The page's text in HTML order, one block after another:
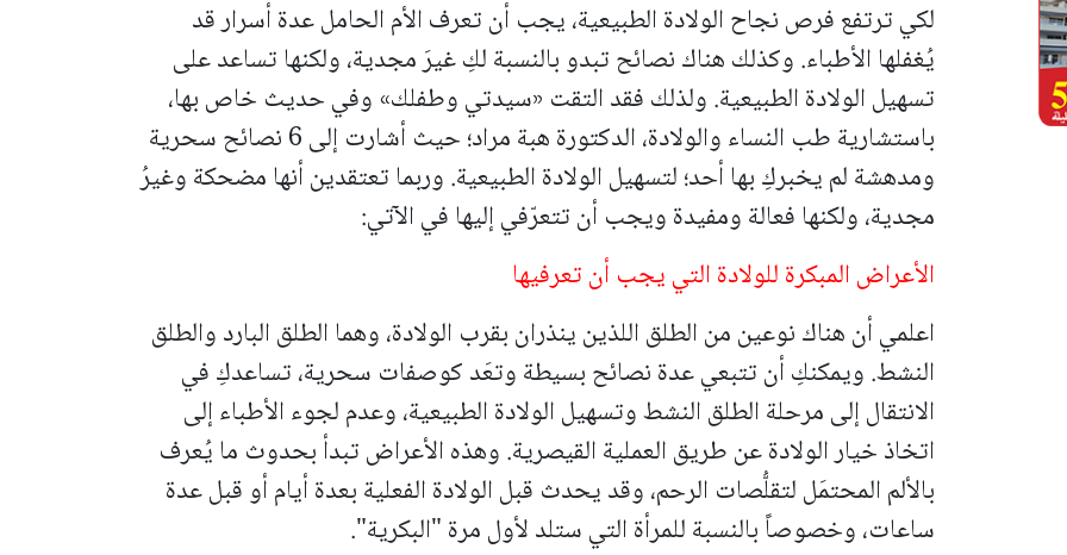
لكي ترتفع فرص نجاح الولادة الطبيعية، يجب أن تعرف الأم الحامل عدة أسرار قد
يُغفلها الأطباء. وكذلك هناك نصائح تبدو بالنسبة لكِ غيرَ مجدية، ولكنها تساعد على
تسهيل الولادة الطبيعية. ولذلك فقد التقت «سيدتي وطفلك» وفي حديث خاص بها،
باستشارية طب النساء والولادة، الدكتورة هبة مراد؛ حيث أشارت إلى 6 نصائح سحرية
ومدهشة لم يخبركِ بها أحد؛ لتسهيل الولادة الطبيعية. وربما تعتقدين أنها مضحكة وغيرُ
مجدية، ولكنها فعالة ومفيدة ويجب أن تتعرّفي إليها في الآتي:
الأعراض المبكرة للولادة التي يجب أن تعرفيها
اعلمي أن هناك نوعين من الطلق اللذين ينذران بقرب الولادة، وهما الطلق البارد والطلق
النشط. ويمكنكِ أن تتبعي عدة نصائح بسيطة وتعَد كوصفات سحرية، تساعدكِ في
الانتقال إلى مرحلة الطلق النشط وتسهيل الولادة الطبيعية، وعدم لجوء الأطباء إلى
اتخاذ خيار الولادة عن طريق العملية القيصرية. وهذه الأعراض تبدأ بحدوث ما يُعرف
بالألم المحتمَل لتقلُّصات الرحم، وقد يحدث قبل الولادة الفعلية بعدة أيام أو قبل عدة
ساعات، وخصوصاً بالنسبة للمرأة التي ستلد لأول مرة "البكرية".